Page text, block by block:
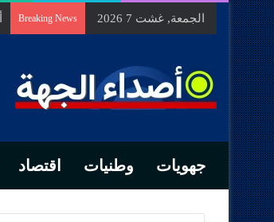
الجمعة, غشت 7 2026 Breaking News
جهويات وطنيات اقتصاد